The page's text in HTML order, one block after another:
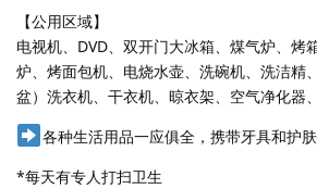
【公用区域】
电视机、DVD、双开门大冰箱、煤气炉、烤
炉、烤面包机、电烧水壶、洗碗机、洗洁精
盆）洗衣机、干衣机、晾衣架、空气净化器
各种生活用品一应俱全，携带牙具和护
*每天有专人打扫卫生